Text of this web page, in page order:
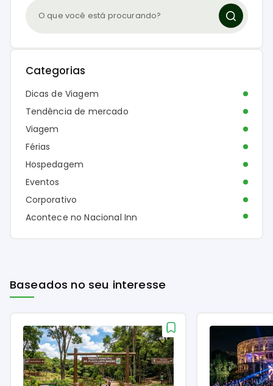
Categorias
Dicas de Viagem
Tendência de mercado
Viagem
Férias
Hospedagem
Eventos
Corporativo
Acontece no Nacional Inn
Baseados no seu interesse